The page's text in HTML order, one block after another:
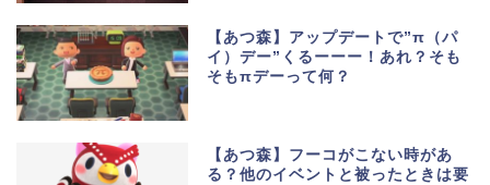
【あつ森】アップデートで”π（パ
イ）デー”くるーーー！あれ？そも
そもπデーって何？
【あつ森】フーコがこない時があ
る？他のイベントと被ったときは要